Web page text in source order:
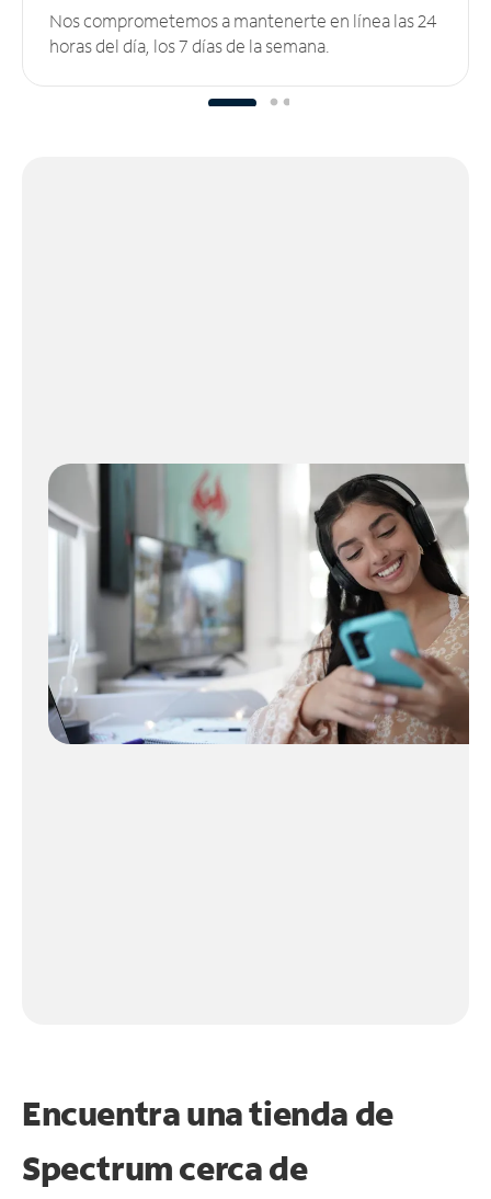
Nos comprometemos a mantenerte en línea las 24
horas del día, los 7 días de la semana.
Encuentra una tienda de
Spectrumcerca de